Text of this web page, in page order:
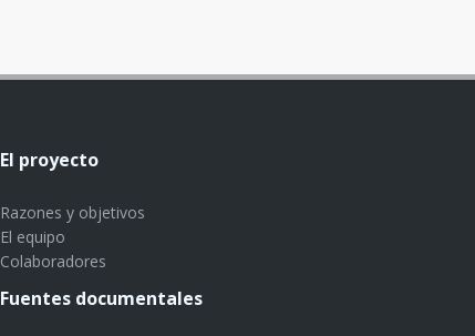
El proyecto
Razones y objetivos
El equipo
Colaboradores
Fuentes documentales